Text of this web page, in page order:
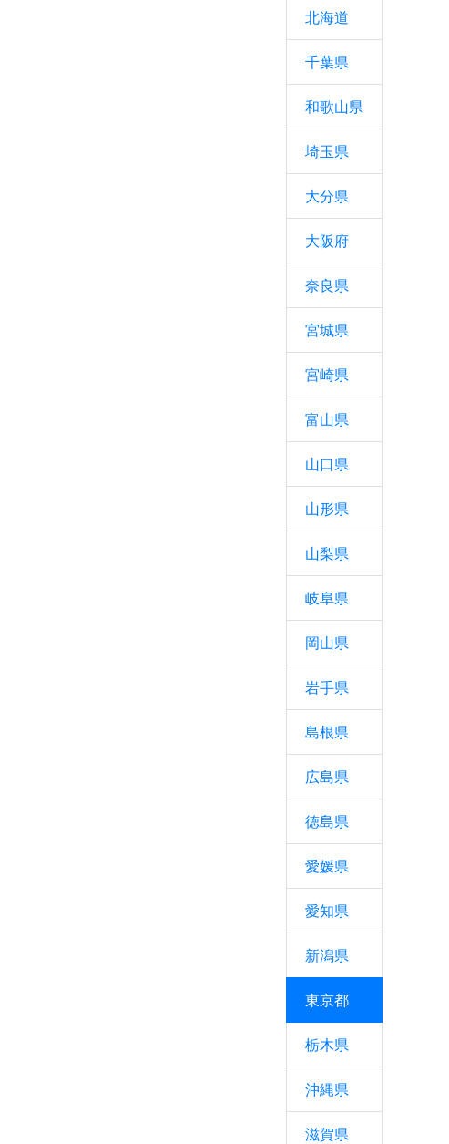
北海道
千葉県
和歌山県
埼玉県
大分県
大阪府
奈良県
宮城県
宮崎県
富山県
山口県
山形県
山梨県
岐阜県
岡山県
岩手県
島根県
広島県
徳島県
愛媛県
愛知県
新潟県
東京都
栃木県
沖縄県
滋賀県